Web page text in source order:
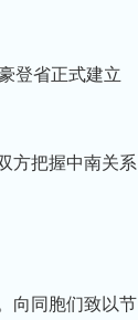
登省正式建立
方把握中南关系
向同胞们致以节